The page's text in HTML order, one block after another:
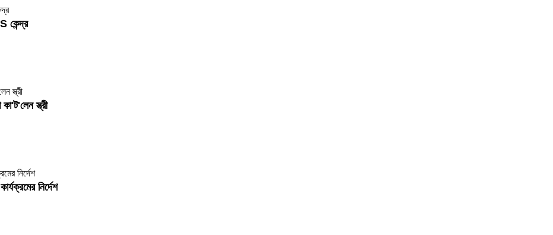
কেন্দ্র
স্ত্রী
নির্দেশ